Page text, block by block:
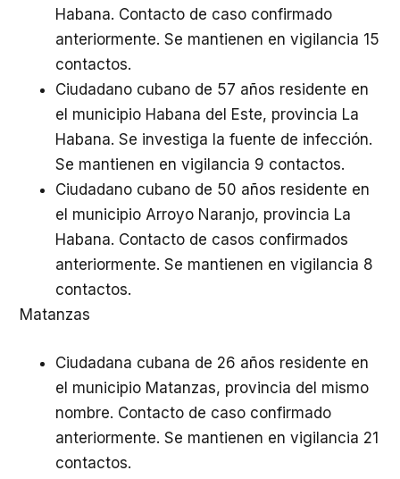
Habana. Contacto de caso confirmado
anteriormente. Se mantienen en vigilancia 15
contactos.
Ciudadano cubano de 57 años residente en
el municipio Habana del Este, provincia La
Habana. Se investiga la fuente de infección.
Se mantienen en vigilancia 9 contactos.
Ciudadano cubano de 50 años residente en
el municipio Arroyo Naranjo, provincia La
Habana. Contacto de casos confirmados
anteriormente. Se mantienen en vigilancia 8
contactos.
Matanzas
Ciudadana cubana de 26 años residente en
el municipio Matanzas, provincia del mismo
nombre. Contacto de caso confirmado
anteriormente. Se mantienen en vigilancia 21
contactos.